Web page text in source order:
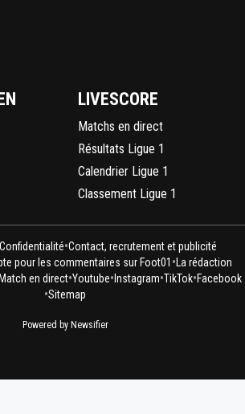
LIVESCORE
Matchs en direct
Résultats Ligue 1
Calendrier Ligue 1
Classement Ligue 1
•Contact, recrutement et publicité
pour les commentaires sur Foot01 • La rédaction
Match en direct•Youtube• Instagram•TikTok•Facebook
•Sitemap
Powered by Newsifier